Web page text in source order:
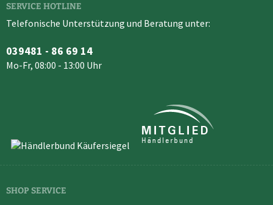
SERVICE HOTLINE
Telefonische Unterstützung und Beratung unter:
039481 - 86 69 14
Mo-Fr, 08:00 - 13:00 Uhr
SHOP SERVICE